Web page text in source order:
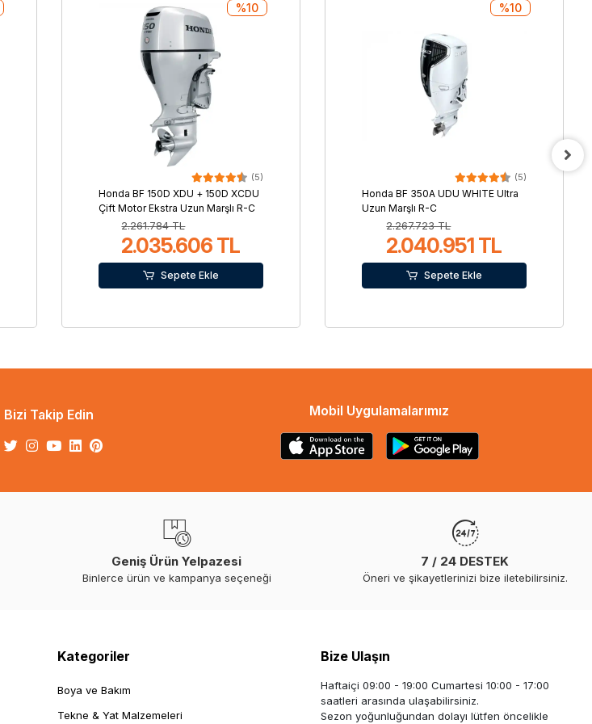
(5)
Honda BF 150D XDU + 150D XCDU
Çift Motor Ekstra Uzun Marşlı R-C
2.261.784 TL
2.035.606 TL
%10
Sepete Ekle
(5)
Honda BF 350A UDU WHITE Ultra
Uzun Marşlı R-C
2.267.723 TL
2.040.951 TL
%10
Sepete Ekle
Bizi Takip Edin Mobil Uygulamalarımız
Geniş Ürün Yelpazesi
Binlerce ürün ve kampanya seçeneği
7 / 24 DESTEK
Öneri ve şikayetlerinizi bize iletebilirsiniz.
Kategoriler
Boya ve Bakım
Tekne & Yat Malzemeleri
Bize Ulaşın
Haftaiçi 09:00 - 19:00 Cumartesi 10:00 - 17:00
saatleri arasında ulaşabilirsiniz.
Sezon yoğunluğundan dolayı lütfen öncelikle